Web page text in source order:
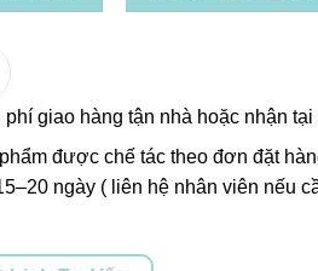
phí giao hàng tận nhà hoặc nhận
được chế tác theo đơn đặt
ngày ( liên hệ nhân viên nếu